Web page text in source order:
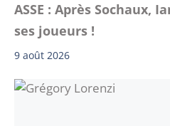
ASSE : Après Sochaux,
ses joueurs !
9 août 2026